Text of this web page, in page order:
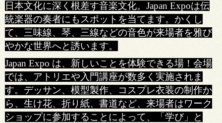
日本文化に深く根差す音楽文化。Japan Expoは伝
統楽器の奏者にもスポットを当てます。かくし
て、三味線、琴、三線などの音色が来場者を雅び
やかな世界へと誘います。
Japan Expo は、新しいことを体験できる場！会場
では、アトリエや入門講座が数多く実施されま
す。デッサン、模型製作、コスプレ衣装の制作か
ら、生け花、折り紙、書道など、来場者はワーク
ショップに参加することによって、「学び」と